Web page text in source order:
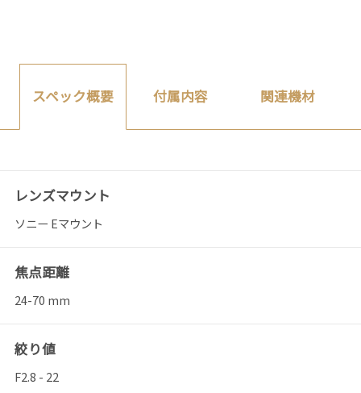
スペック概要 付属内容 関連機材
レンズマウント
ソニー Eマウント
焦点距離
24-70 mm
絞り値
F2.8 - 22